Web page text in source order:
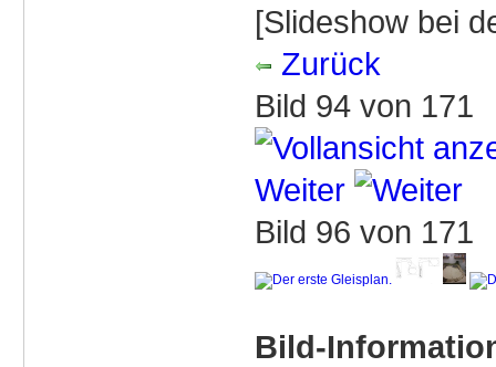
[Slideshow bei
Zurück
Bild 94 von 171
Weiter
Bild 96 von 171
Bild-